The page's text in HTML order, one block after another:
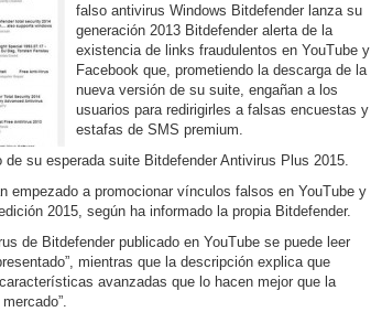
falso antivirus Windows Bitdefender lanza su
generación 2013 Bitdefender alerta de la
existencia de links fraudulentos en YouTube y
Facebook que, prometiendo la descarga de la
nueva versión de su suite, engañan a los
usuarios para redirigirles a falsas encuestas y
estafas de SMS premium.
su esperada suite Bitdefender Antivirus Plus 2015.
empezado a promocionar vínculos falsos en YouTube y
2015, según ha informado la propia Bitdefender.
de Bitdefender publicado en YouTube se puede leer
mientras que la descripción explica que
avanzadas que lo hacen mejor que la